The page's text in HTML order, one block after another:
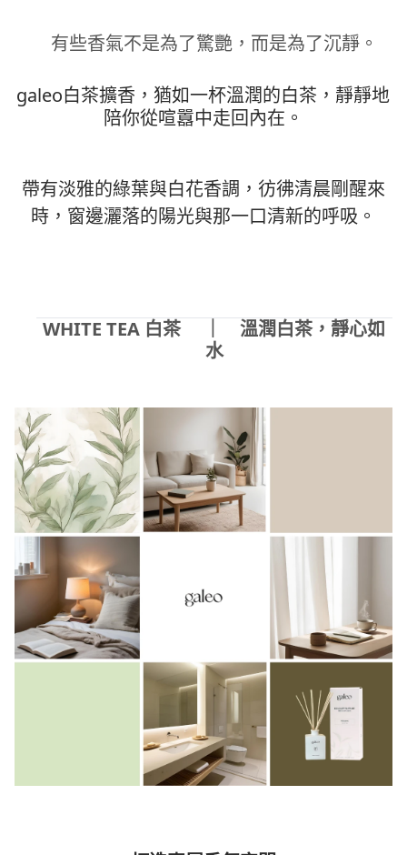
有些香氣不是為了驚艷，而是為了沉靜。
galeo白茶擴香，猶如一杯溫潤的白茶，靜靜地
陪你從喧囂中走回內在。
帶有淡雅的綠葉與白花香調，彷彿清晨剛醒來
時，窗邊灑落的陽光與那一口清新的呼吸。
WHITE TEA 白茶
｜ 溫潤白茶，靜心如
水